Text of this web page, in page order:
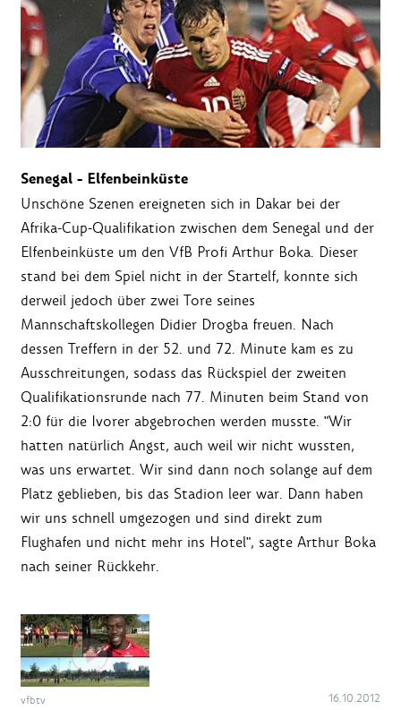
Senegal - Elfenbeinküste
Unschöne Szenen ereigneten sich in Dakar bei der
Afrika-Cup-Qualifikation zwischen dem Senegal und der
Elfenbeinküste um den VfB Profi Arthur Boka. Dieser
stand bei dem Spiel nicht in der Startelf, konnte sich
derweil jedoch über zwei Tore seines
Mannschaftskollegen Didier Drogba freuen. Nach
dessen Treffern in der 52. und 72. Minute kam es zu
Ausschreitungen, sodass das Rückspiel der zweiten
Qualifikationsrunde nach 77. Minuten beim Stand von
2:0 für die Ivorer abgebrochen werden musste. "Wir
hatten natürlich Angst, auch weil wir nicht wussten,
was uns erwartet. Wir sind dann noch solange auf dem
Platz geblieben, bis das Stadion leer war. Dann haben
wir uns schnell umgezogen und sind direkt zum
Flughafen und nicht mehr ins Hotel", sagte Arthur Boka
nach seiner Rückkehr.
vfbtv 16.10.2012